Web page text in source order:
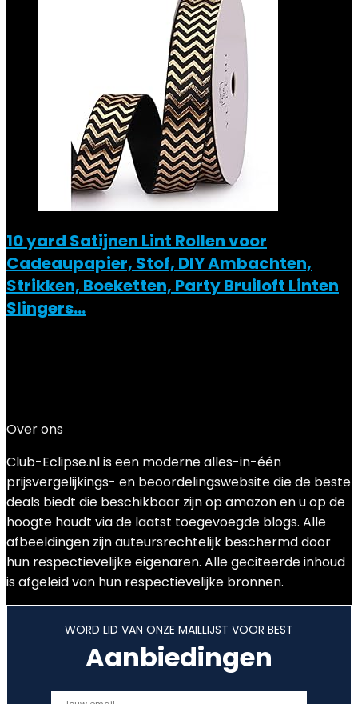
10 yard Satijnen Lint Rollen voor
Cadeaupapier, Stof, DIY Ambachten,
Strikken, Boeketten, Party Bruiloft Linten
Slingers…
Over ons
Club-Eclipse.nl is een moderne alles-in-één
prijsvergelijkings- en beoordelingswebsite die de beste
deals biedt die beschikbaar zijn op amazon en u op de
hoogte houdt via de laatst toegevoegde blogs. Alle
afbeeldingen zijn auteursrechtelijk beschermd door
hun respectievelijke eigenaren. Alle geciteerde inhoud
is afgeleid van hun respectievelijke bronnen.
WORD LID VAN ONZE MAILLIJST VOOR BEST
Aanbiedingen